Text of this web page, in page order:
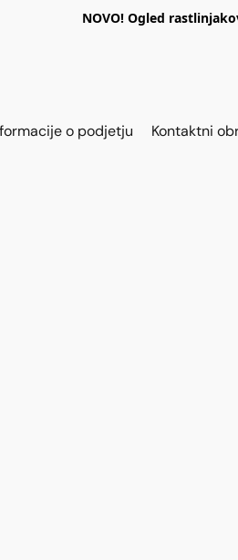
NOVO! Ogled
o podjetju Kontaktni